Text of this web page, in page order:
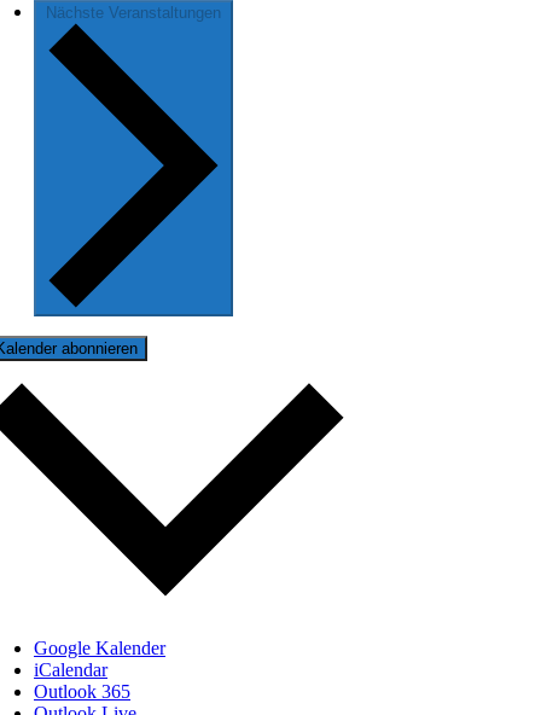
Nächste Veranstaltungen
abonnieren
Google Kalender
iCalendar
Outlook 365